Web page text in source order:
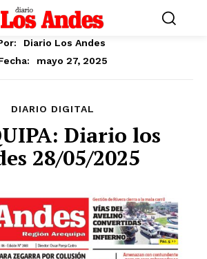
Diario Los Andes
mayo 27, 2025
DIARIO DIGITAL
Diario los
28/05/2025